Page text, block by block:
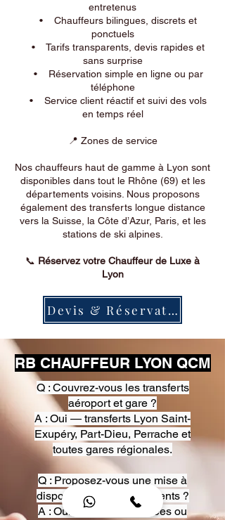
entretenus
• Chauffeurs bilingues, discrets et
ponctuels
• Tarifs transparents, devis rapides et
sans surprise
• Réservation simple en ligne ou par
téléphone
• Service client réactif et suivi des vols
en temps réel
📍 Zones de service
Nos chauffeurs haut de gamme à Lyon sont
disponibles dans tout le Rhône (69) et les
départements voisins. Nous proposons
également des transferts longue distance
vers la Suisse, la Côte d’Azur, Paris, et les
stations de ski alpines.
📞 Réservez votre Chauffeur de Luxe à
Lyon
Devis & Réservation
RB CHAUFFEUR LYON QCM
Q : Couvrez-vous les transferts
aéroport et gare ?
A : Oui — transferts Lyon Saint-
Exupéry, Part-Dieu, Perrache et
toutes gares régionales.
Q : Proposez-vous une mise à
disposition pour événements ?
A : Oui — heures, journées ou